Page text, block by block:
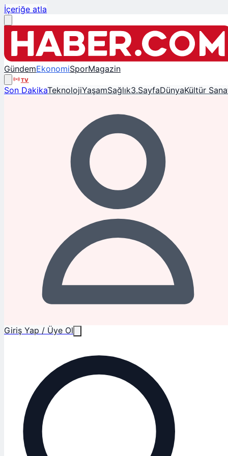
İçeriğe atla
GündemEkonomiSporMagazin
TV
Son DakikaTeknolojiYaşamSağlık3.SayfaDünyaKültür
Giriş Yap / Üye Ol